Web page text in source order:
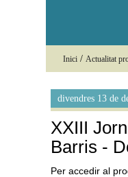
Inici / Actualitat
divendres 13 de
XXIII
Barris -
Per accedir al